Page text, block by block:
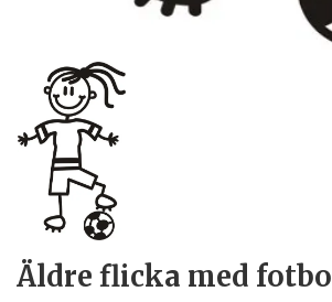
Äldre flicka med